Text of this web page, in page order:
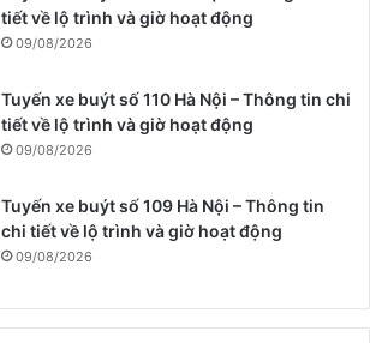
tiết về lộ trình và giờ hoạt động
09/08/2026
Tuyến xe buýt số 110 Hà Nội – Thông tin chi
tiết về lộ trình và giờ hoạt động
09/08/2026
Tuyến xe buýt số 109 Hà Nội – Thông tin
chi tiết về lộ trình và giờ hoạt động
09/08/2026